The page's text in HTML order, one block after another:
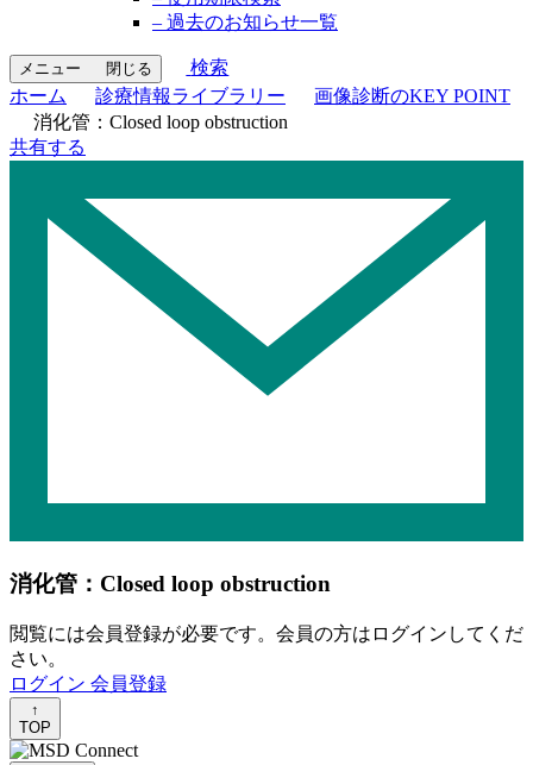
– 過去のお知らせ一覧
メニュー 閉じる
検索
ホーム
診療情報ライブラリー
画像診断のKEY POINT
消化管：Closed loop obstruction
共有する
消化管：Closed loop obstruction
閲覧には会員登録が必要です。会員の方はログインしてくだ
さい。
ログイン 会員登録
↑
TOP